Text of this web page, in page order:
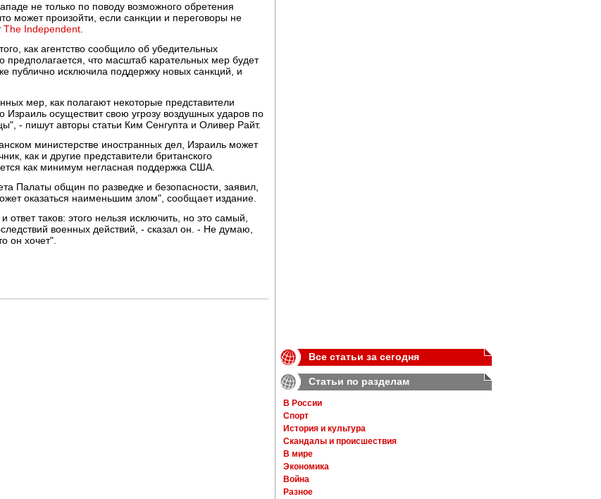
не только по поводу возможного обретения
может произойти, если санкции и переговоры не
The Independent
как агентство сообщило об убедительных
что масштаб карательных мер будет
публично исключила поддержку новых санкций, и
мер, как полагают некоторые представители
Израиль осуществит свою угрозу воздушных ударов по
- пишут авторы статьи Ким Сенгупта и Оливер Райт.
министерстве иностранных дел, Израиль может
как и другие представители британского
как минимум негласная поддержка США.
Палаты общин по разведке и безопасности, заявил,
оказаться наименьшим злом", сообщает издание.
таков: этого нельзя исключить, но это самый,
военных действий, - сказал он. - Не думаю,
он хочет".
Все статьи за сегодня
Статьи по разделам
В России
Спорт
История и культура
Скандалы и происшествия
В мире
Экономика
Война
Разное